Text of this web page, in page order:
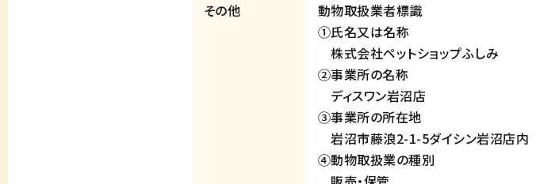
その他
動物取扱業者標識
①氏名又は名称
株式会社ペットショップふしみ
②事業所の名称
ディスワン岩沼店
③事業所の所在地
岩沼市藤浪2-1-5ダイシン岩沼店内
④動物取扱業の種別